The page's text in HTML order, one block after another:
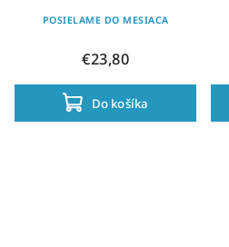
POSIELAME DO MESIACA
€23,80
Do košíka